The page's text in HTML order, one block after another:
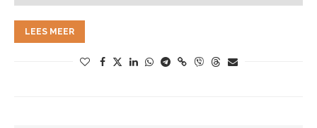
LEES MEER